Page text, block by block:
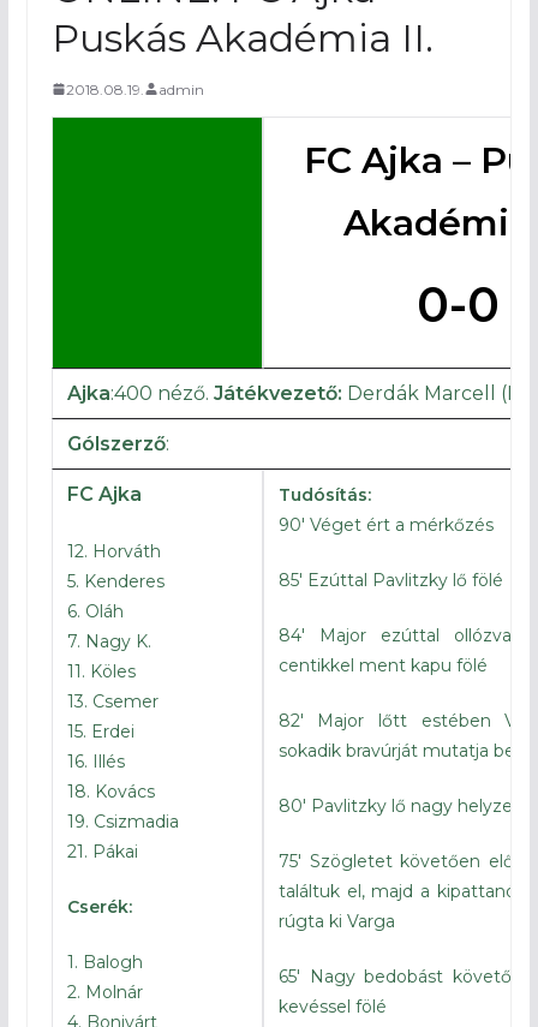
Puskás Akadémia II.
2018.08.19. admin
FC Ajka –
Akadémia
0-0
Ajka:400 néző. Játékvezető: Derdák Marcell
Gólszerző:
FC Ajka
12. Horváth
5. Kenderes
6. Oláh
7. Nagy K.
11. Köles
13. Csemer
15. Erdei
16. Illés
18. Kovács
19. Csizmadia
21. Pákai
Cserék:
1. Balogh
2. Molnár
4. Bonivárt
Tudósítás:
90′ Véget ért a mérkőzés
85′ Ezúttal Pavlitzky lő fölé
84′ Major ezúttal ollózva
centikkel ment kapu fölé
82′ Major lőtt estében
sokadik bravúrját mutatja be
80′ Pavlitzky lő nagy
75′ Szögletet követően
találtuk el, majd a kipattanót
rúgta ki Varga
65′ Nagy bedobást
kevéssel fölé